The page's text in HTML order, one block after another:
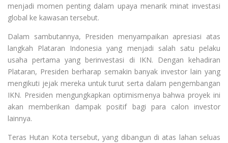
menjadi momen penting dalam upaya menarik minat investasi
global ke kawasan tersebut.
Dalam sambutannya, Presiden menyampaikan apresiasi atas
langkah Plataran Indonesia yang menjadi salah satu pelaku
usaha pertama yang berinvestasi di IKN. Dengan kehadiran
Plataran, Presiden berharap semakin banyak investor lain yang
mengikuti jejak mereka untuk turut serta dalam pengembangan
IKN. Presiden mengungkapkan optimismenya bahwa proyek ini
akan memberikan dampak positif bagi para calon investor
lainnya.
Teras Hutan Kota tersebut, yang dibangun di atas lahan seluas